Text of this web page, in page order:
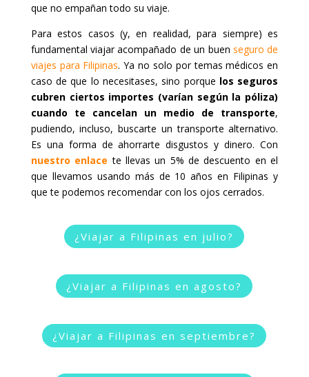
que no empañan todo su viaje.
Para estos casos (y, en realidad, para siempre) es
fundamental viajar acompañado de un buen seguro de
viajes para Filipinas. Ya no solo por temas médicos en
caso de que lo necesitases, sino porque los seguros
cubren ciertos importes (varían según la póliza)
cuando te cancelan un medio de transporte,
pudiendo, incluso, buscarte un transporte alternativo.
Es una forma de ahorrarte disgustos y dinero. Con
nuestro enlace te llevas un 5% de descuento en el
que llevamos usando más de 10 años en Filipinas y
que te podemos recomendar con los ojos cerrados.
¿Viajar a Filipinas en julio?
¿Viajar a Filipinas en agosto?
¿Viajar a Filipinas en septiembre?